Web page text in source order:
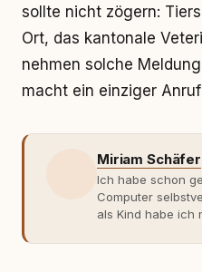
sollte nicht zögern:
Ort, das kantonale
nehmen solche
macht ein einziger
Miriam Schäfer
Ich habe schon
Computer
als Kind habe ich
getippt: